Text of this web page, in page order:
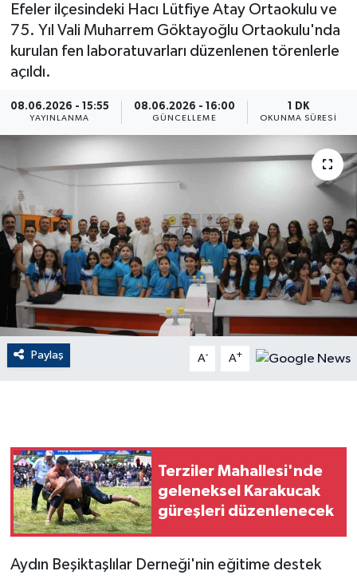
Efeler ilçesindeki Hacı Lütfiye Atay Ortaokulu ve
75. Yıl Vali Muharrem Göktayoğlu Ortaokulu'nda
kurulan fen laboratuvarları düzenlenen törenlerle
açıldı.
08.06.2026 - 15:55
YAYINLANMA
08.06.2026 - 16:00
GÜNCELLEME
1 DK
OKUNMA SÜRESI
Paylaş A- A+
Terziler Mahallesi'nde
geleneksel Karakucak
güreşleri düzenlenecek
Aydın Beşiktaşlılar Derneği'nin eğitime destek
Canlı Maç
ÇEVRE
Dış Haberler
EKONOMİ
English News
Finans
Flaş Haber
GÜNDEM
Güvenlik
HABERDE İNSAN